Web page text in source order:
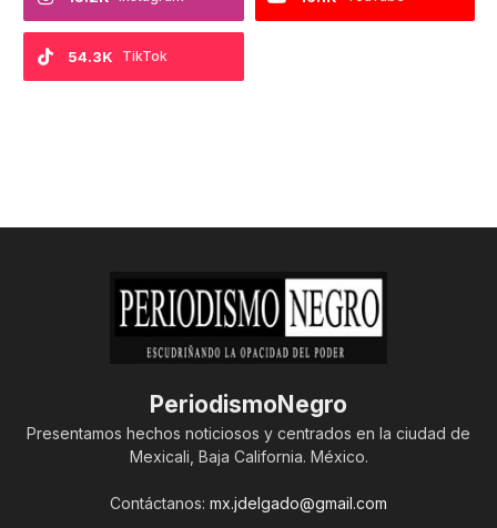
TikTok
54.3K
PeriodismoNegro
Presentamos hechos noticiosos y centrados en la ciudad de
Mexicali, Baja California. México.
Contáctanos: mx.jdelgado@gmail.com